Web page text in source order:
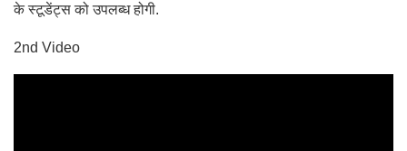
के स्टूडेंट्स को उपलब्ध होगी.
2nd Video